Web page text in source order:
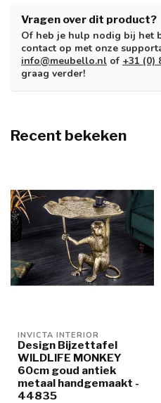
Vragen over dit product?
Of heb je hulp nodig bij het
contact op met onze
info@meubello.nl of +31 (0)
graag verder!
Recent bekeken
INVICTA INTERIOR
Design Bijzettafel
WILDLIFE MONKEY
60cm goud antiek
metaal handgemaakt -
44835